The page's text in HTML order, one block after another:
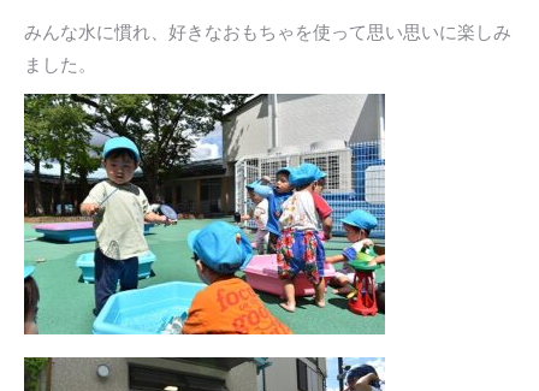
みんな水に慣れ、好きなおもちゃを使って思い思いに楽しみ
ました。